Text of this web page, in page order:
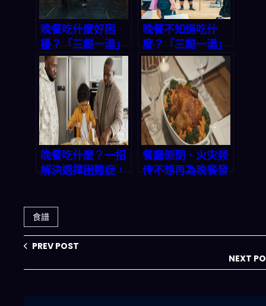
晚餐吃什麼好困
擾？「三餸一湯」
一鍵生成，選擇困
難症有救了！
晚餐不知道吃什
麼？「三餸一湯」
一鍵生成，讓你輕
鬆搞定今晚菜單｜
2026 轉化率優化
專題
晚餐吃什麼？一招
解決選擇困難症，
餐廳倒閉、火灾频
传不想再為晚餐發
食譜
PREV POST
NEXT